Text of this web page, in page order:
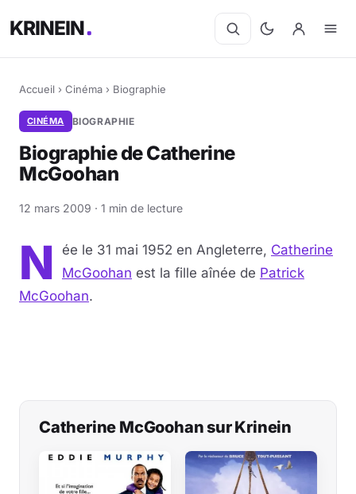
KRINEIN
Accueil › Cinéma › Biographie
CINÉMA BIOGRAPHIE
Biographie de Catherine
McGoohan
12 mars 2009 · 1 min de lecture
N ée le 31 mai 1952 en Angleterre, Catherine
McGoohan est la fille aînée de Patrick
McGoohan.
Catherine McGoohan sur Krinein